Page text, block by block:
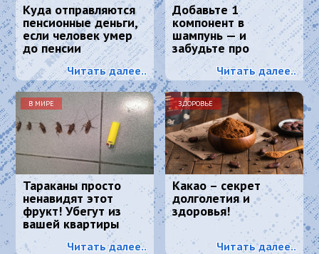
Куда отправляются
пенсионные деньги,
если человек умер
до пенсии
Читать далее..
Добавьте 1
компонент в
шампунь — и
забудьте про
седину: к колористу
идти больше не
нужно
Читать далее..
В МИРЕ
Тараканы просто
ненавидят этот
фрукт! Убегут из
вашей квартиры
навсегда
Читать далее..
ЗДОРОВЬЕ
Какао – секрет
долголетия и
здоровья!
Читать далее..